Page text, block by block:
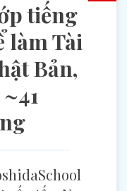
tiếng
làm Tài
Bản,